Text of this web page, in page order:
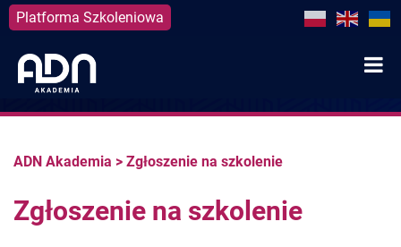
Platforma Szkoleniowa
content
ADN Akademia > Zgłoszenie na szkolenie
Zgłoszenie na szkolenie